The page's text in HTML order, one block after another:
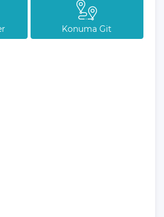
için her an hazır bulunmaktadır.
sık kullanılan; Mikrodalga fırın, ankastre
Konuma Git